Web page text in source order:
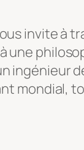
invite à
une
ingénieur
mondial,